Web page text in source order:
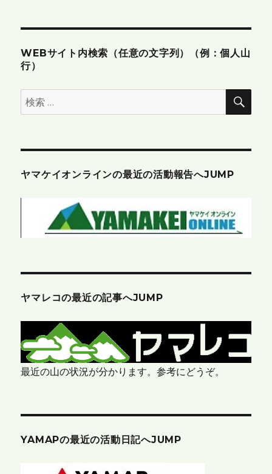
WEBサイト内検索（任意の文字列）（例：個人山
行）
検
索:
検
ヤマケイオンラインの最近の活動報告へJUMP
ヤマレコの最近の記事へJUMP
最近の山の状況が分かります。参考にどうぞ。
YAMAPの最近の活動日記へJUMP